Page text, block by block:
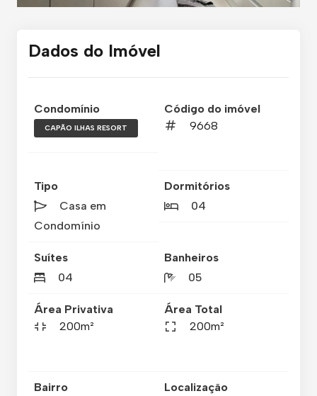
Dados do Imóvel
Condomínio
CAPÃO ILHAS RESORT
Código do imóvel
9668
Tipo
Casa em
Condomínio
Dormitórios
04
Suítes
04
Banheiros
05
Área Privativa
200m²
Área Total
200m²
Bairro
Localização